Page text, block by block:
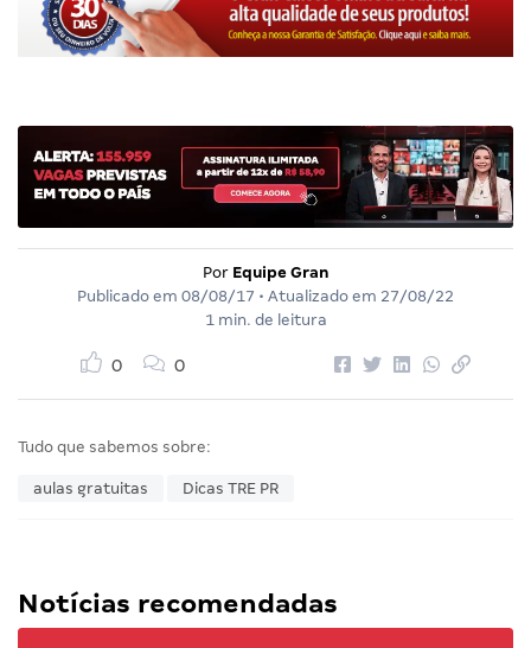
Por Equipe Gran
Publicado em 08/08/17 • Atualizado em 27/08/22
1 min. de leitura
0 0
Tudo que sabemos sobre:
aulas gratuitas Dicas TRE PR
Notícias recomendadas